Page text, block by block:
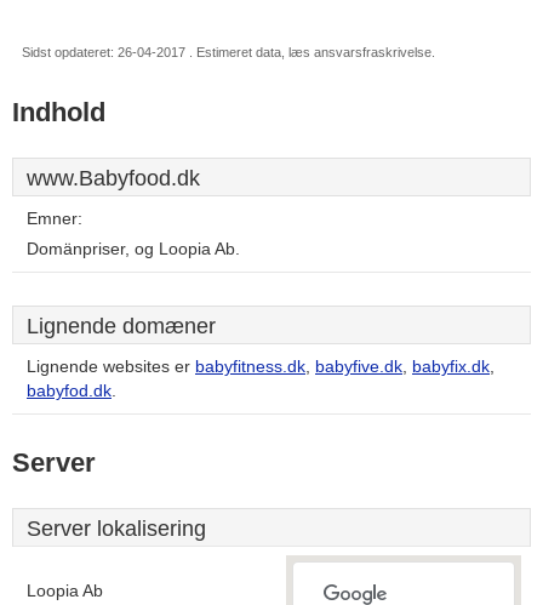
Sidst opdateret: 26-04-2017 . Estimeret data, læs ansvarsfraskrivelse.
Indhold
www.Babyfood.dk
Emner:
Domänpriser, og Loopia Ab.
Lignende domæner
Lignende websites er babyfitness.dk, babyfive.dk, babyfix.dk,
babyfod.dk.
Server
Server lokalisering
Loopia Ab